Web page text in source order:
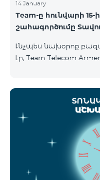
ցանկը ըստ մարզեր
14 January
Team-ը հունվարի
շահագործումը
Ւնչպես նախօրոք
էր, Team Telecom
կունենա փուլային
ցանցը կանջատվի
2026թ.-ի հունվարի 15-
անխափան
նպատակով
առաջարկ, որը
բերել նոր